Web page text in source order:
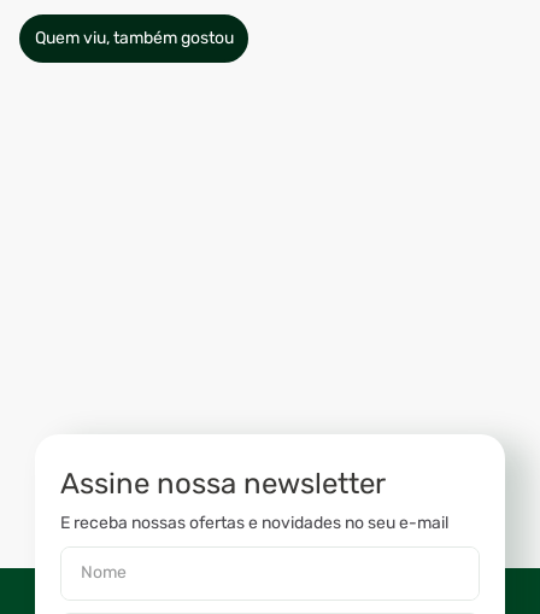
Quem viu, também gostou
Assine nossa newsletter
E receba nossas ofertas e novidades no seu e-mail